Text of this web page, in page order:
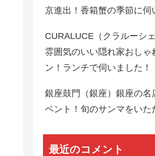
京進出！香箱蟹の季節に伺
CURALUCE（クラルーシ
雰囲気のいい隠れ家おしゃ
ン！ランチで伺いました！
銀座鼓門（銀座）銀座の名
ベント！旬のサンマをいた
最近のコメント